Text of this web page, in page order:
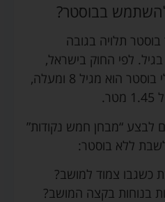
בבוסטר?
תלויה בגובה
לפי החוק בישראל,
מאיזה גיל מותר לשבת בלי בוסטר הוא מגיל 8 ומעלה,
לבצע “מבחן חמש נקודות”
ללא בוסטר:
כשגבו צמוד למושב?
בנוחות בקצה המושב?